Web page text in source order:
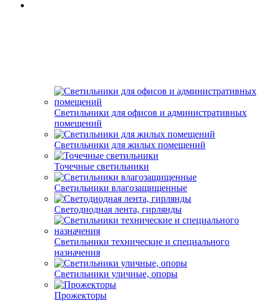
Светильники для офисов и административных
помещений
Светильники для жилых помещений
Точечные светильники
Светильники влагозащищенные
Светодиодная лента, гирлянды
Светильники технические и специального
назначения
Светильники уличные, опоры
Прожекторы